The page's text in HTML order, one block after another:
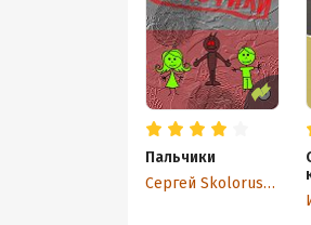
Пальчики
Сергей Skolorussov